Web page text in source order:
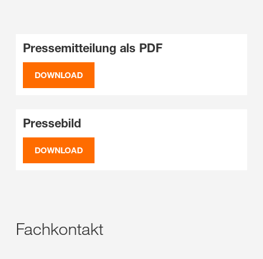
Pressemitteilung als PDF
DOWNLOAD
Pressebild
DOWNLOAD
Fachkontakt